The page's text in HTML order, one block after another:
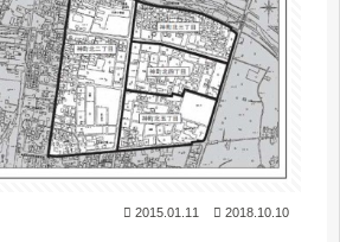
2015.01.11 2018.10.10